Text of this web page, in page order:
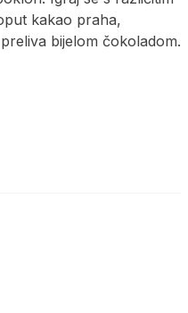
kakao praha,
bijelom čokoladom.